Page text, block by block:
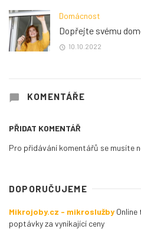
Domácnost
Dopřejte svému
10.10.2022
KOMENTÁŘE
PŘIDAT KOMENTÁŘ
Pro přidávání komentářů se musíte
DOPORUČUJEME
Mikrojoby.cz - mikroslužby
poptávky za vynikající ceny